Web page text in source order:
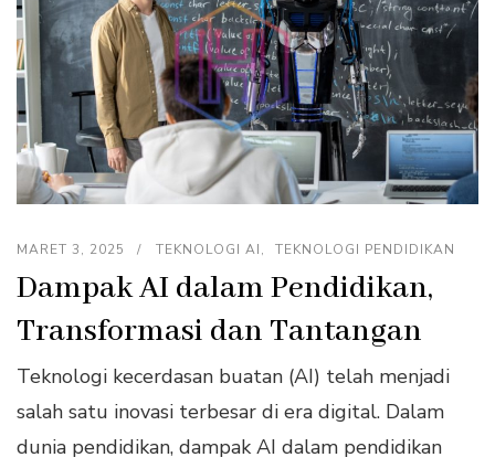
MARET 3, 2025 TEKNOLOGI AI TEKNOLOGI PENDIDIKAN
Dampak AI dalam Pendidikan,
Transformasi dan Tantangan
Teknologi kecerdasan buatan (AI) telah menjadi
salah satu inovasi terbesar di era digital. Dalam
dunia pendidikan, dampak AI dalam pendidikan